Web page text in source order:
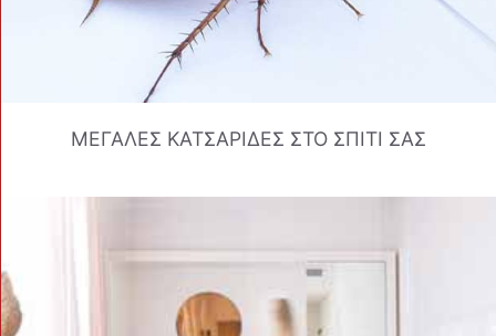
ΜΕΓΑΛΕΣ ΚΑΤΣΑΡΙΔΕΣ ΣΤΟ ΣΠΙΤΙ ΣΑΣ